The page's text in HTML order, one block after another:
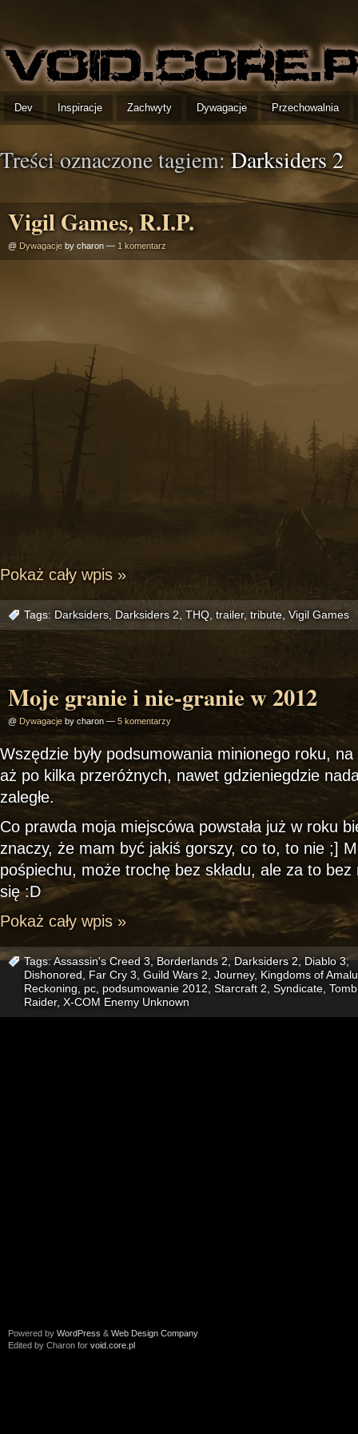
Dev Inspiracje Zachwyty Dywagacje Przechowalnia
Treści oznaczone tagiem:Darksiders 2
Vigil Games, R.I.P.
@ Dywagacje by charon — 1 komentarz
Pokaż cały wpis »
Tags: Darksiders Darksiders 2 THQ trailer, tribute, Vigil Games
Moje granie i nie-granie w 2012
@ Dywagacje by charon — 5 komentarzy
Wszędzie były podsumowania minionego roku,
aż po kilka przeróżnych, nawet gdzieniegdzie
zaległe.
Co prawda moja miejscówa powstała już w roku
znaczy, że mam być jakiś gorszy, co to, to nie ;]
pośpiechu, może trochę bez składu, ale za to
się :D
Pokaż cały wpis »
Tags:Assassin's Creed 3,Borderlands 2,Darksiders 2 ,Diablo 3,
Dishonored
Far Cry 3 Guild Wars 2 Journey, Kingdoms of
Reckoning
pc podsumowanie 2012 Starcraft 2 Syndicate Tomb
Raider, X-COM Enemy Unknown
Powered by WordPress & Web Design Company
Edited by Charon for void.core.pl